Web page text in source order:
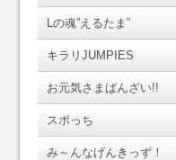
Lの魂”えるたま”
キラリJUMPIES
お元気さまばんざい!!
スポっち
み～んなげんきっず！